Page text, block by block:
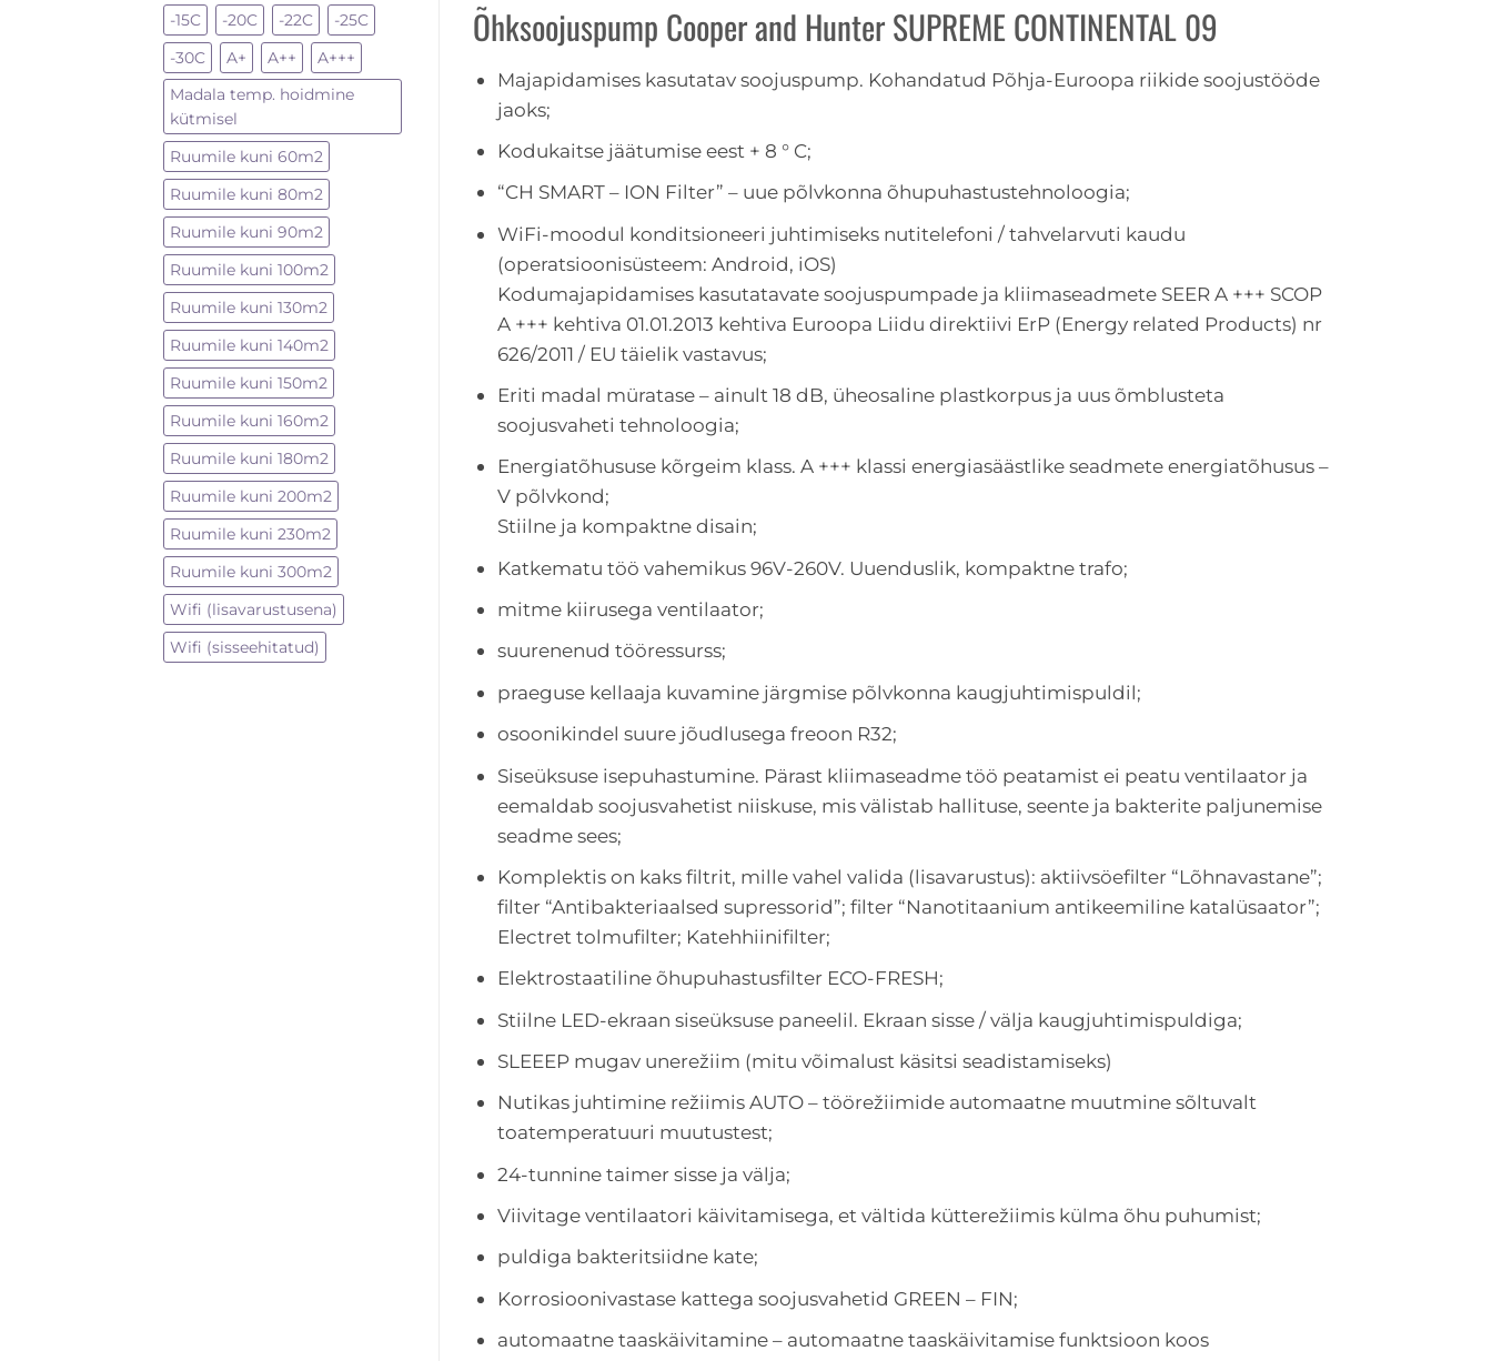
-15C -20C -22C -25C
-30C A+ A++ A+++
Madala temp. hoidmine
kütmisel
Ruumile kuni 60m2
Ruumile kuni 80m2
Ruumile kuni 90m2
Ruumile kuni 100m2
Ruumile kuni 130m2
Ruumile kuni 140m2
Ruumile kuni 150m2
Ruumile kuni 160m2
Ruumile kuni 180m2
Ruumile kuni 200m2
Ruumile kuni 230m2
Ruumile kuni 300m2
Wifi (lisavarustusena)
Wifi (sisseehitatud)
Õhksoojuspump Cooper and Hunter SUPREME CONTINENTAL 09
Majapidamises kasutatav soojuspump. Kohandatud Põhja-Euroopa riikide soojustööde
jaoks;
Kodukaitse jäätumise eest + 8 ° C;
“CH SMART – ION Filter” – uue põlvkonna õhupuhastustehnoloogia;
WiFi-moodul konditsioneeri juhtimiseks nutitelefoni / tahvelarvuti kaudu
(operatsioonisüsteem: Android, iOS)
Kodumajapidamises kasutatavate soojuspumpade ja kliimaseadmete SEER A +++ SCOP
A +++ kehtiva 01.01.2013 kehtiva Euroopa Liidu direktiivi ErP (Energy related Products) nr
626/2011 / EU täielik vastavus;
Eriti madal müratase – ainult 18 dB, üheosaline plastkorpus ja uus õmblusteta
soojusvaheti tehnoloogia;
Energiatõhususe kõrgeim klass. A +++ klassi energiasäästlike seadmete energiatõhusus –
V põlvkond;
Stiilne ja kompaktne disain;
Katkematu töö vahemikus 96V-260V. Uuenduslik, kompaktne trafo;
mitme kiirusega ventilaator;
suurenenud tööressurss;
praeguse kellaaja kuvamine järgmise põlvkonna kaugjuhtimispuldil;
osoonikindel suure jõudlusega freoon R32;
Siseüksuse isepuhastumine. Pärast kliimaseadme töö peatamist ei peatu ventilaator ja
eemaldab soojusvahetist niiskuse, mis välistab hallituse, seente ja bakterite paljunemise
seadme sees;
Komplektis on kaks filtrit, mille vahel valida (lisavarustus): aktiivsöefilter “Lõhnavastane”;
filter “Antibakteriaalsed supressorid”; filter “Nanotitaanium antikeemiline katalüsaator”;
Electret tolmufilter; Katehhiinifilter;
Elektrostaatiline õhupuhastusfilter ECO-FRESH;
Stiilne LED-ekraan siseüksuse paneelil. Ekraan sisse / välja kaugjuhtimispuldiga;
SLEEEP mugav unerežiim (mitu võimalust käsitsi seadistamiseks)
Nutikas juhtimine režiimis AUTO – töörežiimide automaatne muutmine sõltuvalt
toatemperatuuri muutustest;
24-tunnine taimer sisse ja välja;
Viivitage ventilaatori käivitamisega, et vältida kütterežiimis külma õhu puhumist;
puldiga bakteritsiidne kate;
Korrosioonivastase kattega soojusvahetid GREEN – FIN;
automaatne taaskäivitamine – automaatne taaskäivitamise funktsioon koos